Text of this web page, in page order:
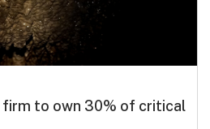
firm to own 30% of critical